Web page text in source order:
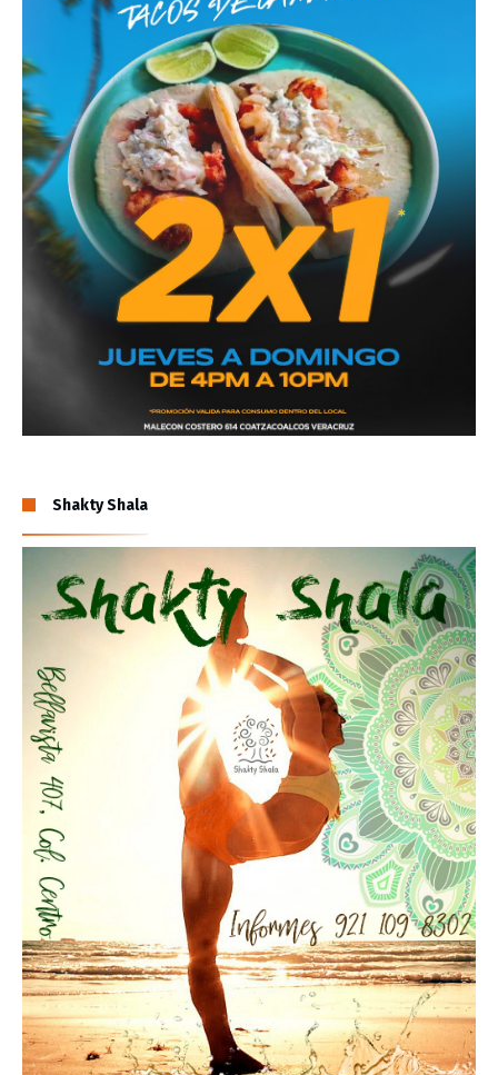
Shakty Shala